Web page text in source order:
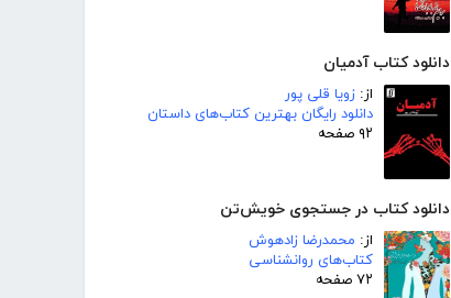
دانلود کتاب آدمیان
از: زویا قلی پور
دانلود رایگان بهترین کتاب‌های داستان
۹۲ صفحه
دانلود کتاب در جستجوی خویش‌تن
از: محمدرضا زادهوش
کتاب‌های روانشناسی
۷۲ صفحه